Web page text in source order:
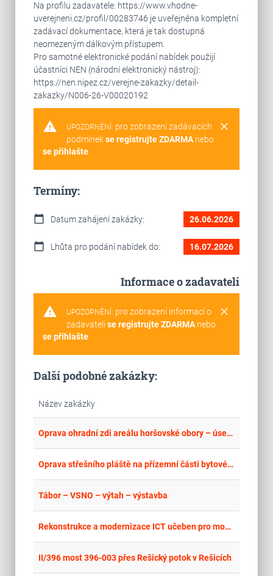
Na profilu zadavatele: https://www.vhodne-
uverejneni.cz/profil/00283746 je uveřejněna kompletní
zadávací dokumentace, která je tak dostupná
neomezeným dálkovým přístupem.
Pro samotné elektronické podání nabídek použijí
účastníci NEN (národní elektronický nástroj):
https://nen.nipez.cz/verejne-zakazky/detail-
zakazky/N006-26-V00020192
warning clear
UPOZORNĚNÍ: pro zobrazení zadávacích
podmínekse registrujte ZDARMAnebo
se přihlašte.
Termíny:
calendar_today Datum zahájení zakázky: 26.06.2026
calendar_today Lhůta pro podání nabídek do: 16.07.2026
Informace o zadavateli
warning clear
UPOZORNĚNÍ: pro zobrazení informací o
zadavateli se registrujte ZDARMAnebo
se přihlašte.
Další podobné zakázky:
Název zakázky
Oprava ohradní zdi areálu horšovské obory – úsek Nová Ves – Polžice – ETAPA I.
Oprava střešního pláště na přízemní části bytového domu v ulici Jiřího Horáka č.p. 1667 v Benešově
Tábor – VSNO – výtah – výstavba
Rekonstrukce a modernizace ICT učeben pro moderní výuku - stavební práce
II/396 most 396-003 přes Rešický potok v Rešicích